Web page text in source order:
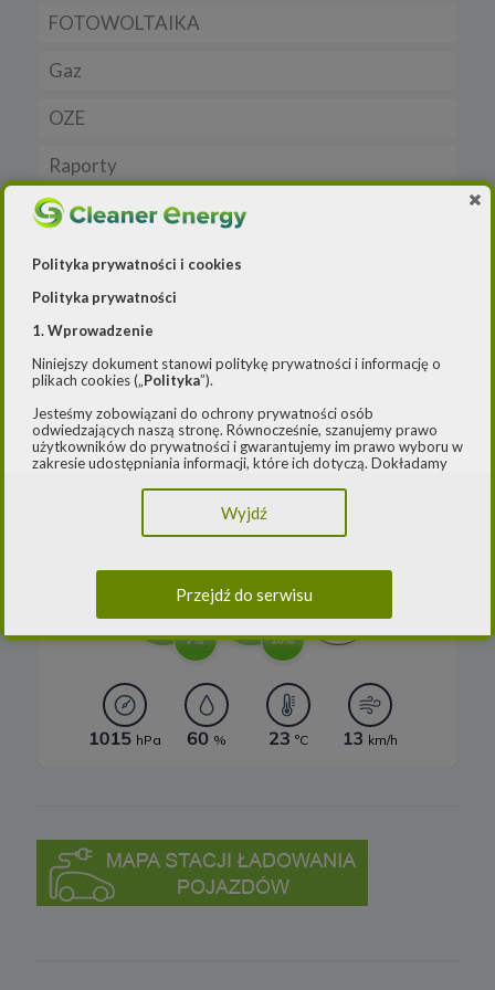
Dla samorządu
E-ładowarki
Samochody elektryczne EV
Auta hybrydowe m-HEV i HEV
Samochody typu plug in hybrid BEV
FOTOWOLTAIKA
Gaz
Rynek gazu
CNG
LNG
OZE
Licznik OZE
Biogazownie
Elektrownie wodne
Rynek OZE
Lądowa energetyka wiatrowa
Systemy magazynowania energii
Raporty
Wywiad
-- Airly Widget Begin -->
Polityka prywatności i cookies
Polityka prywatności
1. Wprowadzenie
Niniejszy dokument stanowi politykę prywatności i informację o
plikach cookies („Polityka”).
Jesteśmy zobowiązani do ochrony prywatności osób
odwiedzających naszą stronę. Równocześnie, szanujemy prawo
użytkowników do prywatności i gwarantujemy im prawo wyboru w
zakresie udostępniania informacji, które ich dotyczą. Dokładamy
przepisami, w szczególności rozporządzeniem Parlamentu
Europejskiego i Rady (UE) 2016/979 z dnia 27 kwietnia 2016 r. w
10 maja 2018 roku o ochronie danych osobowych („
Niniejsza Polityka dotyczy przetwarzania danych osobowych,
odpowiedzialnością sp. k. z siedzibą w Warszawie, przy ul.
Dąbrowieckiej 6A lok. 6, 03-932 Warszawa, wpisana do rejestru
przedsiębiorców Krajowego Rejestru Sądowego, prowadzonego
przez Sąd Rejonowy dla m. st. Warszawy w Warszawie, XIII
sposobach przetwarzania danych osobowych użytkowników.
W sprawach ochrony swoich danych osobowych możesz
skontaktować się z nami:
Wyjdź
Przejdź do serwisu